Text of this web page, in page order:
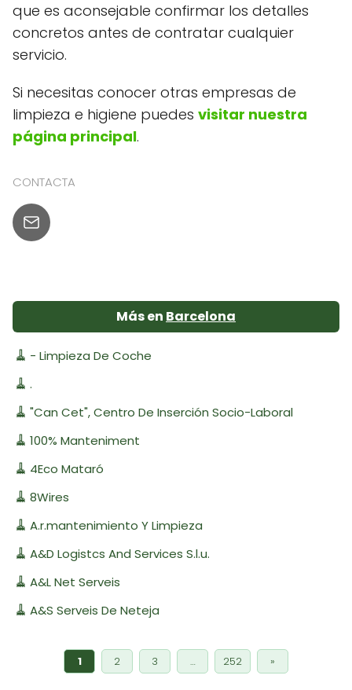
que es aconsejable confirmar los detalles
concretos antes de contratar cualquier
servicio.
Si necesitas conocer otras empresas de
limpieza e higiene puedes visitar nuestra
página principal.
CONTACTA
Más en Barcelona
🧹 - Limpieza De Coche
🧹 .
🧹 "Can Cet", Centro De Inserción Socio-Laboral
🧹 100% Manteniment
🧹 4Eco Mataró
🧹 8Wires
🧹 A.r.mantenimiento Y Limpieza
🧹 A&D Logistcs And Services S.l.u.
🧹 A&L Net Serveis
🧹 A&S Serveis De Neteja
1 2 3 … 252 »